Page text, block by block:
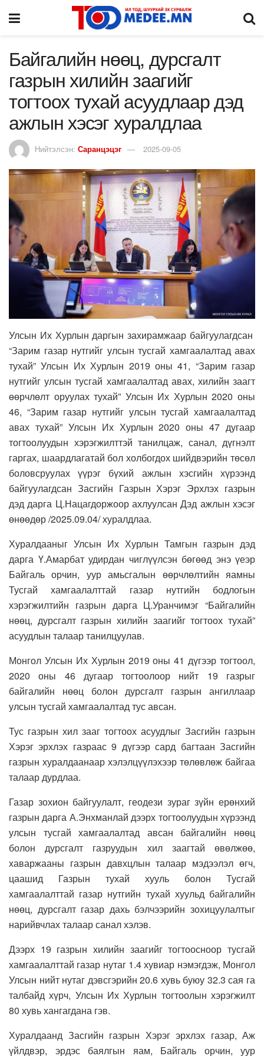
Байгалийн нөөц, дурсгалт
газрын хилийн заагийг
тогтоох тухай асуудлаар дэд
ажлын хэсэг хуралдлаа
Нийтэлсэн: Саранцэцэг 2025-09-05
Улсын Их Хурлын даргын захирамжаар байгуулагдсан
“Зарим газар нутгийг улсын тусгай хамгаалалтад авах
тухай” Улсын Их Хурлын 2019 оны 41, “Зарим газар
нутгийг улсын тусгай хамгаалалтад авах, хилийн заагт
өөрчлөлт оруулах тухай” Улсын Их Хурлын 2020 оны
46, “Зарим газар нутгийг улсын тусгай хамгаалалтад
авах тухай” Улсын Их Хурлын 2020 оны 47 дугаар
тогтоолуудын хэрэгжилттэй танилцаж, санал, дүгнэлт
гаргах, шаардлагатай бол холбогдох шийдвэрийн төсөл
боловсруулах үүрэг бүхий ажлын хэсгийн хүрээнд
байгуулагдсан Засгийн Газрын Хэрэг Эрхлэх газрын
дэд дарга Ц.Нацагдоржоор ахлуулсан Дэд ажлын хэсэг
өнөөдөр /2025.09.04/ хуралдлаа.
Хуралдааныг Улсын Их Хурлын Тамгын газрын дэд
дарга Ү.Амарбат удирдан чиглүүлсэн бөгөөд энэ үеэр
Байгаль орчин, уур амьсгалын өөрчлөлтийн яамны
Тусгай хамгаалалттай газар нутгийн бодлогын
хэрэгжилтийн газрын дарга Ц.Уранчимэг “Байгалийн
нөөц, дурсгалт газрын хилийн заагийг тогтоох тухай”
асуудлын талаар танилцуулав.
Монгол Улсын Их Хурлын 2019 оны 41 дүгээр тогтоол,
2020 оны 46 дугаар тогтоолоор нийт 19 газрыг
байгалийн нөөц болон дурсгалт газрын ангиллаар
улсын тусгай хамгаалалтад тус авсан.
Тус газрын хил зааг тогтоох асуудлыг Засгийн газрын
Хэрэг эрхлэх газраас 9 дүгээр сард багтаан Засгийн
газрын хуралдаанаар хэлэлцүүлэхээр төлөвлөж байгаа
талаар дурдлаа.
Газар зохион байгуулалт, геодези зураг зүйн ерөнхий
газрын дарга А.Энхманлай дээрх тогтоолуудын хүрээнд
улсын тусгай хамгаалалтад авсан байгалийн нөөц
болон дурсгалт газруудын хил заагтай өвөлжөө,
хаваржааны газрын давхцлын талаар мэдээлэл өгч,
цаашид Газрын тухай хууль болон Тусгай
хамгаалалттай газар нутгийн тухай хуульд байгалийн
нөөц, дурсгалт газар дахь бэлчээрийн зохицуулалтыг
нарийвчлах талаар санал хэлэв.
Дээрх 19 газрын хилийн заагийг тогтоосноор тусгай
хамгаалалттай газар нутаг 1.4 хувиар нэмэгдэж, Монгол
Улсын нийт нутаг дэвсгэрийн 20.6 хувь буюу 32.3 сая га
талбайд хүрч, Улсын Их Хурлын тогтоолын хэрэгжилт
80 хувь хангагдана гэв.
Хуралдаанд Засгийн газрын Хэрэг эрхлэх газар, Аж
үйлдвэр, эрдэс баялгын яам, Байгаль орчин, уур